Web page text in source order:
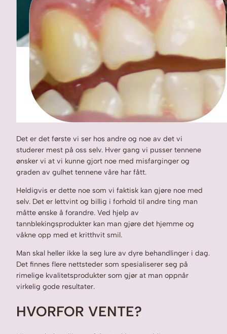
Det er det første vi ser hos andre og noe av det vi
studerer mest på oss selv. Hver gang vi pusser tennene
ønsker vi at vi kunne gjort noe med misfarginger og
graden av gulhet tennene våre har fått.
Heldigvis er dette noe som vi faktisk kan gjøre noe med
selv. Det er lettvint og billig i forhold til andre ting man
måtte ønske å forandre. Ved hjelp av
tannblekingsprodukter kan man gjøre det hjemme og
våkne opp med et kritthvit smil.
Man skal heller ikke la seg lure av dyre behandlinger i dag.
Det finnes flere nettsteder som spesialiserer seg på
rimelige kvalitetsprodukter som gjør at man oppnår
virkelig gode resultater.
HVORFOR VENTE?